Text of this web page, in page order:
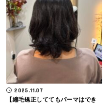
2025.11.07
【縮毛矯正しててもパーマはでき